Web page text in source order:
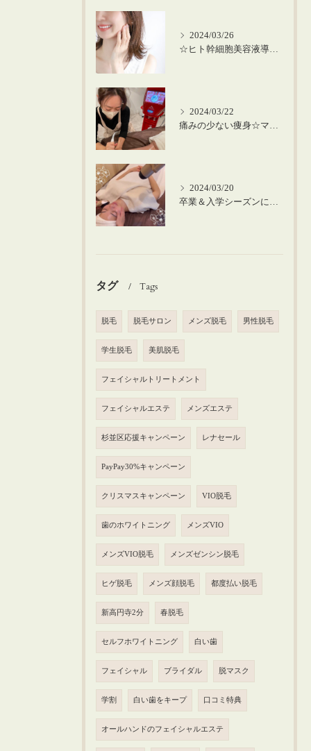
2024/03/26
☆ヒト幹細胞美容液導入の美肌顔脱毛☆
2024/03/22
痛みの少ない痩身☆マシーンを使った筋膜リリース！
2024/03/20
卒業＆入学シーズンにお肌のメンテナンスを♪
タグ Tags
脱毛 脱毛サロン メンズ脱毛 男性脱毛
学生脱毛 美肌脱毛
フェイシャルトリートメント
フェイシャルエステ メンズエステ
杉並区応援キャンペーン レナセール
PayPay30%キャンペーン
クリスマスキャンペーン VIO脱毛
歯のホワイトニング メンズVIO
メンズVIO脱毛 メンズゼンシン脱毛
ヒゲ脱毛 メンズ顔脱毛 都度払い脱毛
新高円寺2分 春脱毛
セルフホワイトニング 白い歯
フェイシャル ブライダル 脱マスク
学割 白い歯をキープ 口コミ特典
オールハンドのフェイシャルエステ